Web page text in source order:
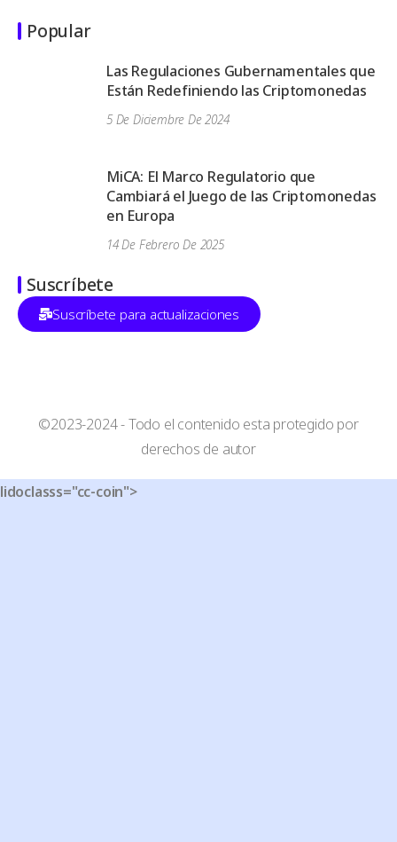
Popular
Las Regulaciones Gubernamentales que
Están Redefiniendo las Criptomonedas
5 De Diciembre De 2024
MiCA: El Marco Regulatorio que
Cambiará el Juego de las Criptomonedas
en Europa
14 De Febrero De 2025
Suscríbete
Suscríbete para actualizaciones
©2023-2024 - Todo el contenido esta protegido por
derechos de autor
lidoclasss="cc-coin">